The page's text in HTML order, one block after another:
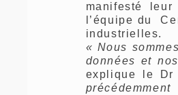
manifesté
l’équipe du
industrielles.
« Nous
données et
explique le Dr